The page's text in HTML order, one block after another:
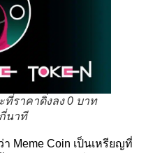
ที่ราคาดิ่งลง 0 บาท
นาที
Meme Coin เป็นเหรียญที่